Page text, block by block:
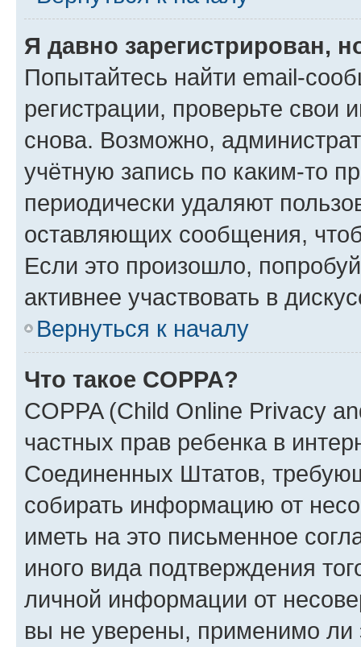
Я давно зарегистрирован,
Попытайтесь найти email-
регистрации, проверьте свои
снова. Возможно,
учётную запись по каким-то
периодически удаляют
оставляющих сообщения,
Если это произошло,
активнее участвовать в
Вернуться к началу
Что такое COPPA?
COPPA (Child Online Privacy
частных прав ребенка в
Соединенных Штатов,
собирать информацию от
иметь на это письменное
иного вида подтверждения
личной информации от
вы не уверены, применимо ли